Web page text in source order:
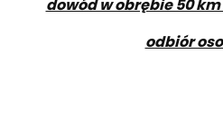
dowód w obrębie 50
odbiór